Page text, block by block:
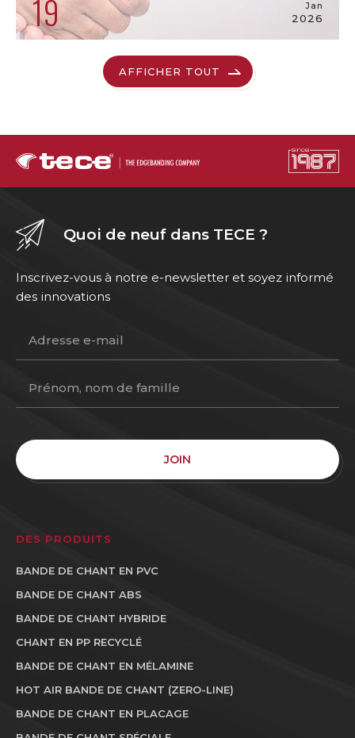
19 Jan
2026
AFFICHER TOUT
Quoi de neuf dans TECE ?
Inscrivez-vous à notre e-newsletter et soyez informé
des innovations
JOIN
DES PRODUITS
BANDE DE CHANT EN PVC
BANDE DE CHANT ABS
BANDE DE CHANT HYBRIDE
CHANT EN PP RECYCLÉ
BANDE DE CHANT EN MÉLAMINE
HOT AIR BANDE DE CHANT (ZERO-LINE)
BANDE DE CHANT EN PLACAGE